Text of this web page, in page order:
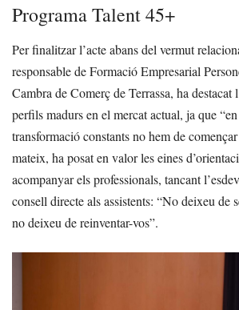
Programa Talent 45+
Per finalitzar l’acte abans del vermut
responsable de Formació Empresarial
Cambra de Comerç de Terrassa, ha destacat
perfils madurs en el mercat actual, ja que
transformació constants no hem de
mateix, ha posat en valor les eines
acompanyar els professionals, tancant
consell directe als assistents: “No deixeu de
no deixeu de reinventar-vos”.